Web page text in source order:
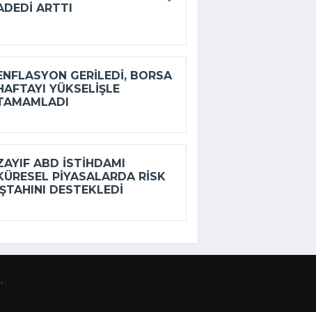
ARTTI
GERILEDI, BORSA
YÜKSELIŞLE
ABD ISTIHDAMI
PIYASALARDA RISK
DESTEKLEDI